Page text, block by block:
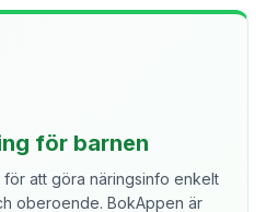
för barnen
att göra näringsinfo enkelt
oberoende. BokAppen är